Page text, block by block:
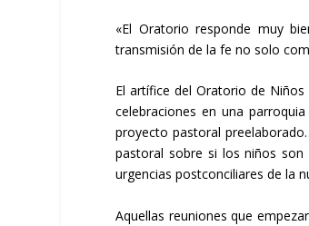
«El Oratorio responde muy
transmisión de la fe no solo
El artífice del Oratorio de
celebraciones en una
proyecto pastoral
pastoral sobre si los niños
urgencias postconciliares de la
Aquellas reuniones que